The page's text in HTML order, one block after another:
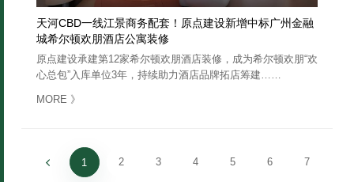
天河CBD一线江景商务配套！原点建设新增中标广州金融
城希尔顿欢朋酒店公寓装修
原点建设承建第12家希尔顿欢朋酒店装修，成为希尔顿欢朋“欢
心总包”入库单位3年，持续助力酒店品牌拓店筹建……
MORE 》
1 2 3 4 5 6 7